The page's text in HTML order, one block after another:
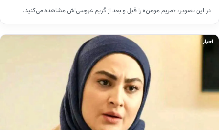
در این تصویر، «مریم مومن» را قبل و بعد از گریم عروسی‌اش مشاهده می‌کنید.
اخبار